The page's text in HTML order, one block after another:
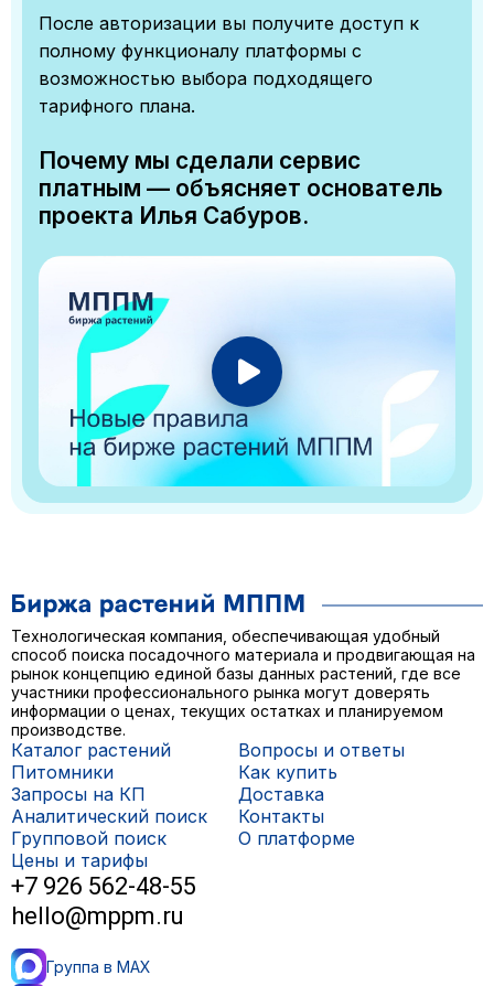
После авторизации вы получите доступ к
полному функционалу платформы с
возможностью выбора подходящего
тарифного плана.
Почему мы сделали сервис
платным — объясняет основатель
проекта Илья Сабуров.
Технологическая компания, обеспечивающая удобный
способ поиска посадочного материала и продвигающая на
рынок концепцию единой базы данных растений, где все
участники профессионального рынка могут доверять
информации о ценах, текущих остатках и планируемом
производстве.
Каталог растений
Питомники
Запросы на КП
Аналитический поиск
Групповой поиск
Цены и тарифы
Вопросы и ответы
Как купить
Доставка
Контакты
О платформе
+7 926 562-48-55
hello@mppm.ru
Группа в MAX